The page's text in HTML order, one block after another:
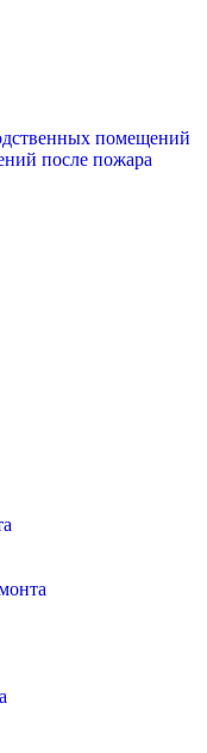
помещений
после пожара